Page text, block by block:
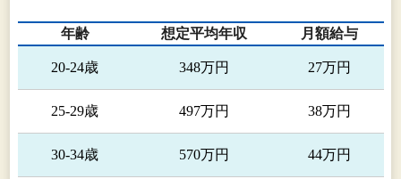
年齢 想定平均年収 月額給与
20-24歳 348万円 27万円
25-29歳 497万円 38万円
30-34歳 570万円 44万円